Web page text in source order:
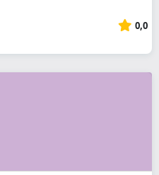
0,0